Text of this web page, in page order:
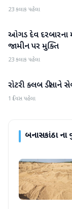
23 કલાક પહેલા
બનાસકાંઠા
ઓગડ દેવ દરબારના
જામીન પર મુક્તિ
23 કલાક પહેલા
બનાસકાંઠા
રોટરી ક્લબ ડીસાને
1 દિવસ પહેલા
બનાસકાંઠાના